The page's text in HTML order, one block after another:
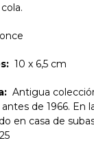
10 x 6,5 cm
Antigua
de 1966. En
en casa de